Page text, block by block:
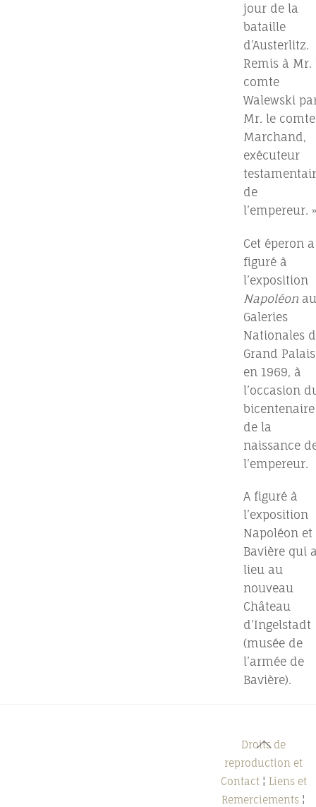
jour de la
bataille
d’Austerlitz.
Remis à Mr.
comte
Walewski
Mr. le comte
Marchand,
exécuteur
de
l’empereur. »
Cet éperon a
figuré à
l’exposition
Napoléon
Galeries
Nationales
Grand Palais
en 1969, à
l’occasion
bicentenaire
de la
naissance
l’empereur.
A figuré à
l’exposition
Napoléon et
Bavière qui
lieu au
nouveau
Château
d’Ingelstadt
(musée de
l’armée de
Bavière).
Back
To
Top
Droits de
reproduction et
Contact¦ Liens et
Remerciements ¦